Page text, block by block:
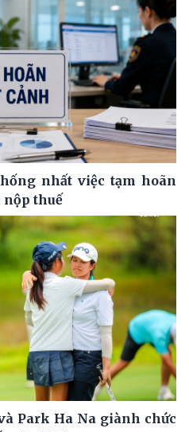
nhất việc tạm hoãn
nộp thuế
Park Ha Na giành chức